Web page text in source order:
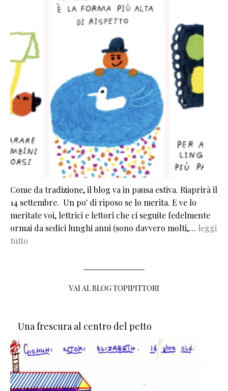
Come da tradizione, il blog va in pausa estiva. Riaprirà il
14 settembre. Un po' di riposo se lo merita. E ve lo
meritate voi, lettrici e lettori che ci seguite fedelmente
ormai da sedici lunghi anni (sono davvero molti,… leggi
tutto
VAI AL BLOG TOPIPITTORI
Una frescura al centro del petto